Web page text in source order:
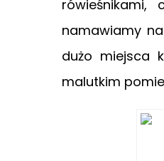
namawiamy
dużo miejsca
malutkim